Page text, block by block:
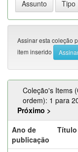
Assinar esta coleção
item inserido
Coleção's Items
ordem): 1 para
Próximo >
Ano de
publicação
Título